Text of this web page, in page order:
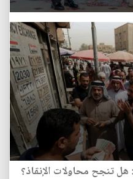
تنجح محاولات الإنقاذ؟